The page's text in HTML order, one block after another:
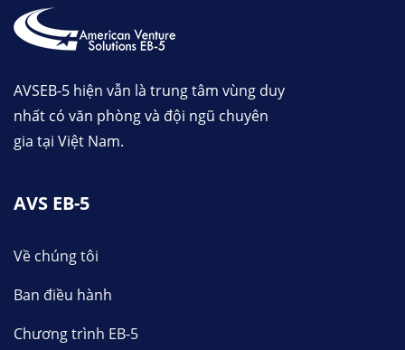
AVSEB-5 hiện vẫn là trung tâm vùng duy
nhất có văn phòng và đội ngũ chuyên
gia tại Việt Nam.
AVS EB-5
Về chúng tôi
Ban điều hành
Chương trình EB-5